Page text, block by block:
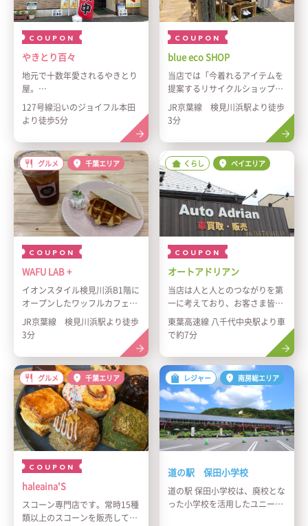
応。確かな技術と丁寧な仕上げ
で、お客様さまの暮らしを清潔
で快適にサポートいたします。
らディナーまで幅広くお楽しみ
いただけます。京成成田駅から
徒歩圏内、駐車場も完備。ぜひ
本格の味をご堪能ください。
COUPON
やきとり百々
地元で十数年愛されるやきとり
屋。
毎日丁寧に仕込む焼き鳥は、ジ
ューシーで香ばしく、一度食べ
たら忘れられない味。じっくり
コトコト煮込んだ心温まるもつ
煮やコク深いもつ鍋、旨味溢れ
るマグロのかま焼きなど、どれ
もがこだわりの逸品です。“無
愛想なオヤジ”と笑顔が絶えな
い“ニコニコママ”が迎えてくれ
て、家族連れからお仕事帰りの
お客さままで誰もがくつろげる
アットホームな雰囲気が魅力。
15名以上から貸切も可能なの
で、宴会やちょっとした集まり
にも最適。皆さまのお越しをお
待ちしております。
127号線沿いのジョイフル本田
より徒歩5分
COUPON
blue eco SHOP
当店では「今着れるアイテムを
提案するリサイクルショップ」
をコンセプトにイオンスタイル
検見川浜の4階で営業してま
洋服好きなスタッフが多いので
ります。また買取も随時受け付
けておりますので、ワードロー
ブのように当店をご利用してく
ださい！新しいお洋服に出会え
るお手伝いができれば嬉しいで
す！ご来店お待ちしておりま
す！
JR京葉線 検見川浜駅より徒歩
3分
グルメ 千葉エリア
COUPON
WAFU LAB +
イオンスタイル検見川浜B1階に
オープンしたワッフルカフェで
す！
当店で焼いているベルギーワッ
ン、お子さまに大人気の、お席
で自分で焼くオリジナルワッフ
ル、パスタ、ホットドッグなど
の軽食もご用意しております。
ソファ席もあるので、ゆったり
とお過ごし下さいませ。是非お
待ちしております。
JR京葉線 検見川浜駅より徒歩
3分
くらし ベイエリア
COUPON
オートアドリアン
当店は人と人とのつながりを第
一に考えており、お客さま皆さ
まに信頼・安心・納得をしてい
ただけるようにスタッフ一同、
精一杯頑張っていきますので、
皆さまのご来店心よりお待ちし
ております！中古車販売だけで
なく、下取りや買取りにも力を
入れております！お値段のつか
ないおクルマでも一度ご相談く
ださいませ！！
東葉高速線 八千代中央駅より車
で約7分
グルメ 千葉エリア
COUPON
haleaina'S
スコーン専門店です。常時15種
類以上のスコーンを販売してい
レジャー 南房総エリア
道の駅 保田小学校
道の駅 保田小学校は、廃校とな
った小学校を活用したユニーク